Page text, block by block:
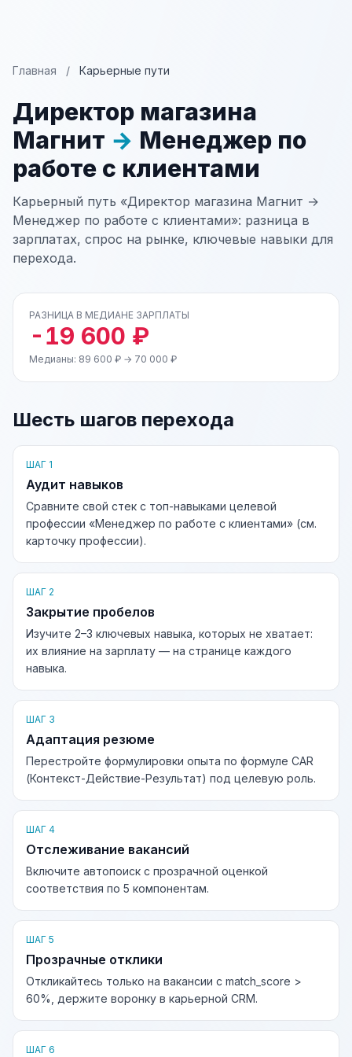
Главная / Карьерные пути
Директор магазина
Магнит → Менеджер по
работе с клиентами
Карьерный путь «Директор магазина Магнит →
Менеджер по работе с клиентами»: разница в
зарплатах, спрос на рынке, ключевые навыки для
перехода.
РАЗНИЦА В МЕДИАНЕ ЗАРПЛАТЫ
-19 600 ₽
Медианы: 89 600 ₽ → 70 000 ₽
Шесть шагов перехода
ШАГ 1
Аудит навыков
Сравните свой стек с топ-навыками целевой
профессии «Менеджер по работе с клиентами» (см.
карточку профессии).
ШАГ 2
Закрытие пробелов
Изучите 2–3 ключевых навыка, которых не хватает:
их влияние на зарплату — на странице каждого
навыка.
ШАГ 3
Адаптация резюме
Перестройте формулировки опыта по формуле CAR
(Контекст-Действие-Результат) под целевую роль.
ШАГ 4
Отслеживание вакансий
Включите автопоиск с прозрачной оценкой
соответствия по 5 компонентам.
ШАГ 5
Прозрачные отклики
Откликайтесь только на вакансии с match_score >
60%, держите воронку в карьерной CRM.
ШАГ 6